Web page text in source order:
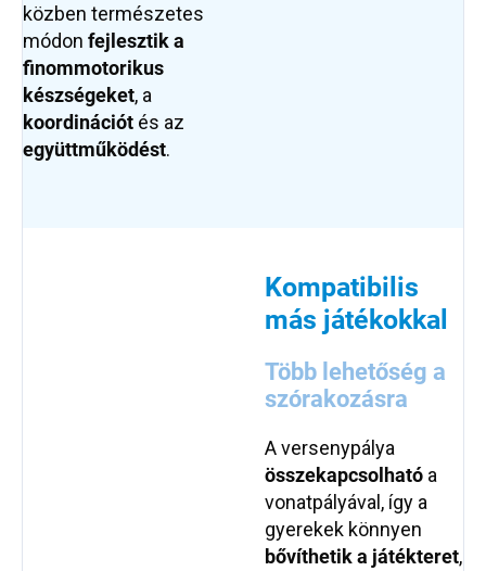
közben természetes
módon fejlesztik a
finommotorikus
készségeket, a
koordinációt és az
együttműködést.
Kompatibilis
más játékokkal
Több lehetőség a
szórakozásra
A versenypálya
összekapcsolható a
vonatpályával, így a
gyerekek könnyen
bővíthetik a játékteret,